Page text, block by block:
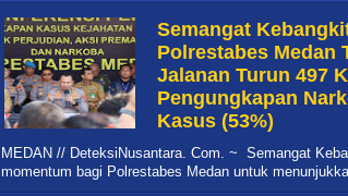
Semangat
Polrestabes Medan
Jalanan Turun 497
Pengungkapan
Kasus (53%)
MEDAN // DeteksiNusantara. Com. ~ Semangat
momentum bagi Polrestabes Medan untuk